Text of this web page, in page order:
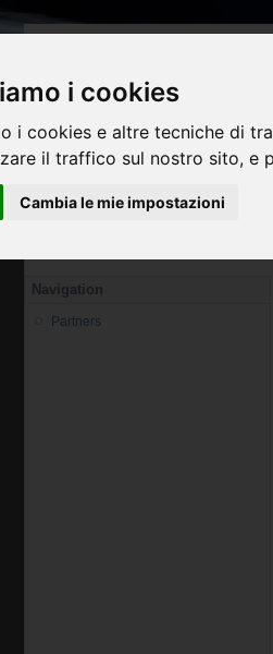
i cookies
i cookies e altre tecniche di
il traffico sul nostro sito, e
Cambia le mie impostazioni
Navigation
Partners